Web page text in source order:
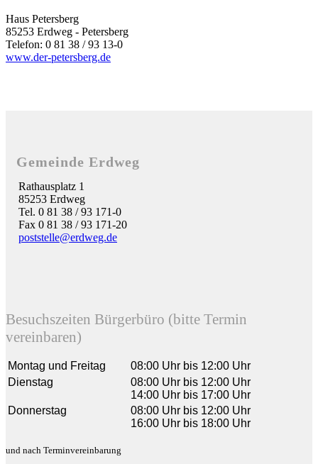
Haus Petersberg
85253 Erdweg - Petersberg
Telefon: 0 81 38 / 93 13-0
www.der-petersberg.de
Gemeinde Erdweg
Rathausplatz 1
85253 Erdweg
Tel. 0 81 38 / 93 171-0
Fax 0 81 38 / 93 171-20
poststelle@erdweg.de
Besuchszeiten Bürgerbüro (bitte Termin
vereinbaren)
Montag und Freitag
08:00 Uhr bis 12:00 Uhr
Dienstag
08:00 Uhr bis 12:00 Uhr
14:00 Uhr bis 17:00 Uhr
Donnerstag
08:00 Uhr bis 12:00 Uhr
16:00 Uhr bis 18:00 Uhr
und nach Terminvereinbarung